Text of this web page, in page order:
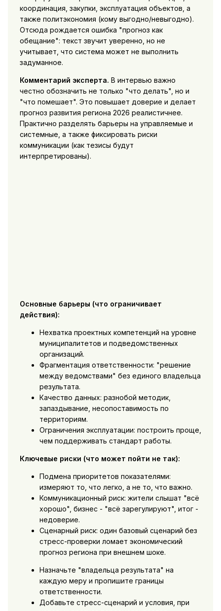
координация, закупки, эксплуатация объектов, а
также политэкономия (кому выгодно/невыгодно).
Отсюда рождается ошибка "прогноз как
обещание": текст звучит уверенно, но не
учитывает, что система может не выполнить
задуманное.
Комментарий эксперта. В интервью важно
честно обозначить не только "что делать", но и
"что помешает". Это повышает доверие и делает
прогноз развития региона 2026 реалистичнее.
Практично разделять барьеры на управляемые и
системные, а также фиксировать риски
коммуникации (как тезисы будут
интерпретированы).
Основные барьеры (что ограничивает
действия):
Нехватка проектных компетенций на уровне
муниципалитетов и подведомственных
организаций.
Фрагментация ответственности: "решение
между ведомствами" без единого владельца
результата.
Качество данных: разнобой методик,
запаздывание, несопоставимость по
территориям.
Ограничения эксплуатации: построить проще,
чем поддерживать стандарт работы.
Ключевые риски (что может пойти не так):
Подмена приоритетов показателями:
измеряют то, что легко, а не то, что важно.
Коммуникационный риск: жители слышат "всё
хорошо", бизнес - "всё зарегулируют", итог -
недоверие.
Сценарный риск: один базовый сценарий без
стресс-проверки ломает экономический
прогноз региона при внешнем шоке.
Назначьте "владельца результата" на
каждую меру и пропишите границы
ответственности.
Добавьте стресс-сценарий и условия, при